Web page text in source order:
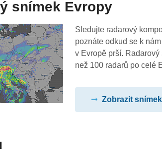
snímek Evropy
Sledujte radarový
poznáte odkud se k
v Evropě prší.
než 100 radarů po celé
Zobrazit